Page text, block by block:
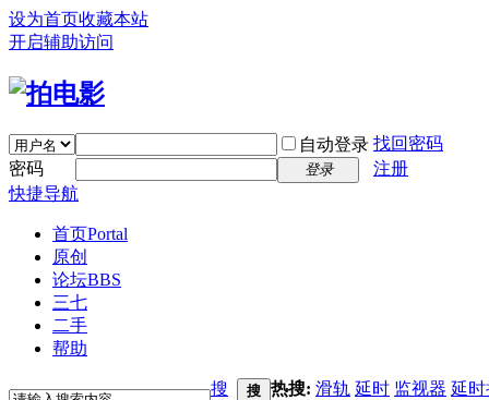
设为首页收藏本站
开启辅助访问
自动登录 找回密码
密码
登录
注册
快捷导航
首页Portal
原创
论坛BBS
三七
二手
帮助
搜
搜
热搜: 滑轨 延时 监视器 延